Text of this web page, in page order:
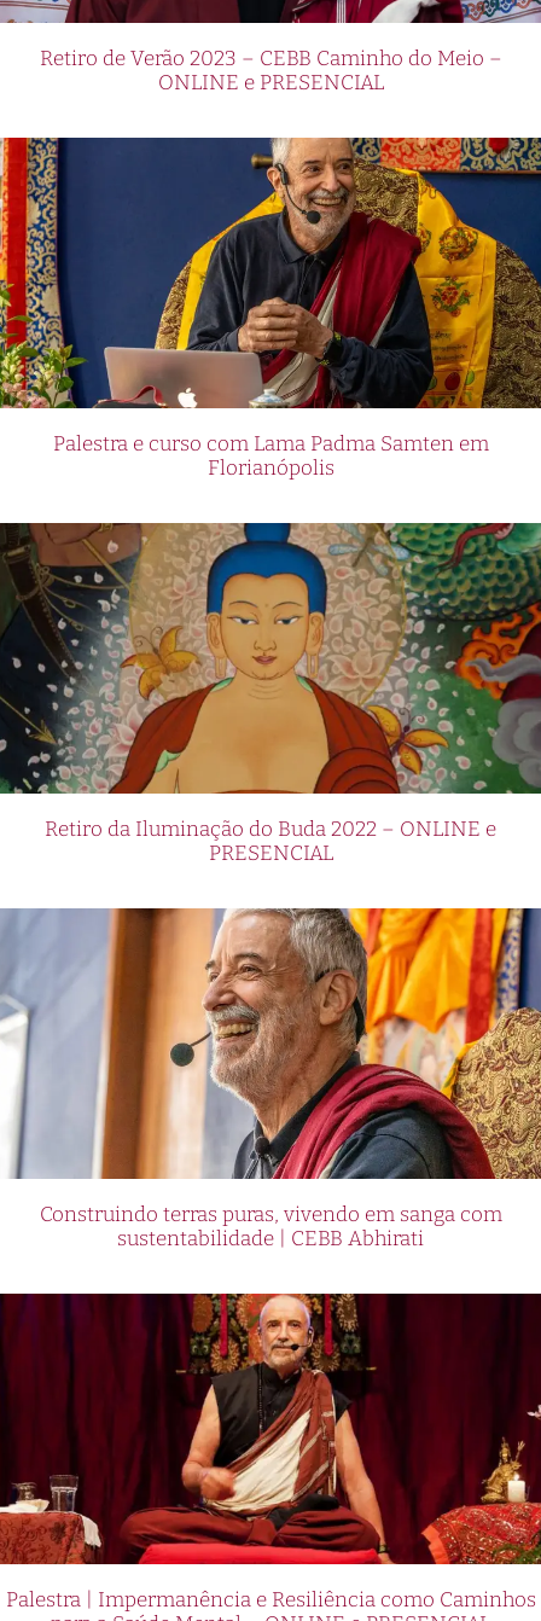
Retiro de Verão 2023 – CEBB Caminho do Meio –
ONLINE e PRESENCIAL
Palestra e curso com Lama Padma Samten em
Florianópolis
Retiro da Iluminação do Buda 2022 – ONLINE e
PRESENCIAL
Construindo terras puras, vivendo em sanga com
sustentabilidade | CEBB Abhirati
Palestra | Impermanência e Resiliência como Caminhos